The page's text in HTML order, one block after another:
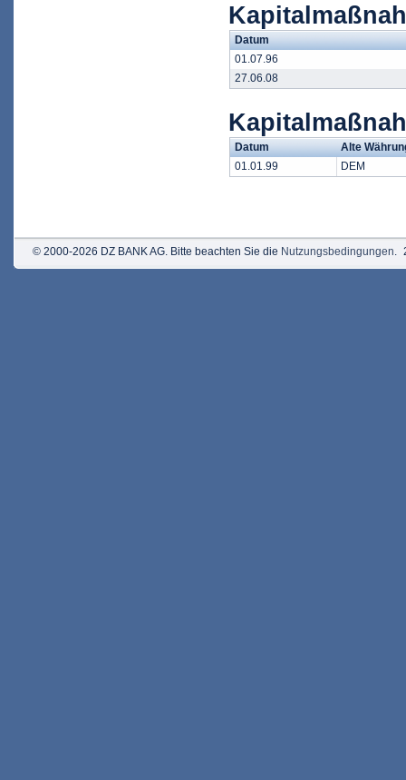
Datum
01.07.96
27.06.08
Datum
Alte
01.01.99
DEM
© 2000-2026 DZ BANK AG. Bitte beachten Sie die Nutzungsbedingungen.